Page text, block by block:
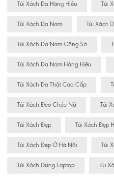
Túi Xách Da Hàng Hiêu Túi
Túi Xách Da Nam Túi Xách
Túi Xách Da Nam Công Sở
Túi Xách Da Nam Hàng Hiệu
Túi Xách Da Thật Cao Cấp
Túi Xách Đeo Chéo Nữ Túi
Túi Xách Đẹp Túi Xách Đẹp
Túi Xách Đẹp Ở Hà Nội Túi
Túi Xách Đựng Laptop Túi